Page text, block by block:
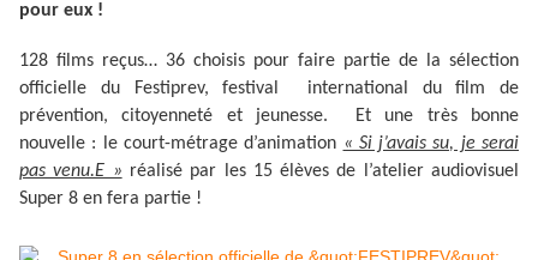
pour eux !
128 films reçus… 36 choisis pour faire partie de la sélection
officielle du Festiprev, festival international du film de
prévention, citoyenneté et jeunesse. Et une très bonne
nouvelle : le court-métrage d’animation « Si j’avais su, je serai
pas venu.E » réalisé par les 15 élèves de l’atelier audiovisuel
Super 8 en fera partie !